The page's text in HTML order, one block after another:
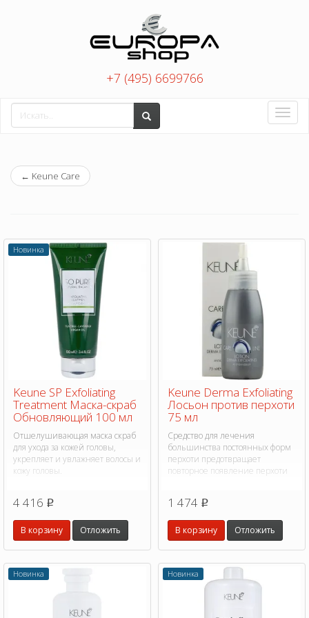
+7 (495) 6699766
Toggle
← Keune Care
Новинка
Keune SP Exfoliating
Treatment Маска-скраб
Обновляющий 100 мл
Отшелушивающая маска скраб
для ухода за кожей головы,
укрепляет и увлажняет волосы и
кожу головы.
4 416 p
В корзину Отложить
Keune Derma Exfoliating
Лосьон против перхоти
75 мл
Средство для лечения
большинства постоянных форм
перхоти предотвращает
повторное появление перхоти
1 474 p
В корзину Отложить
Новинка Новинка